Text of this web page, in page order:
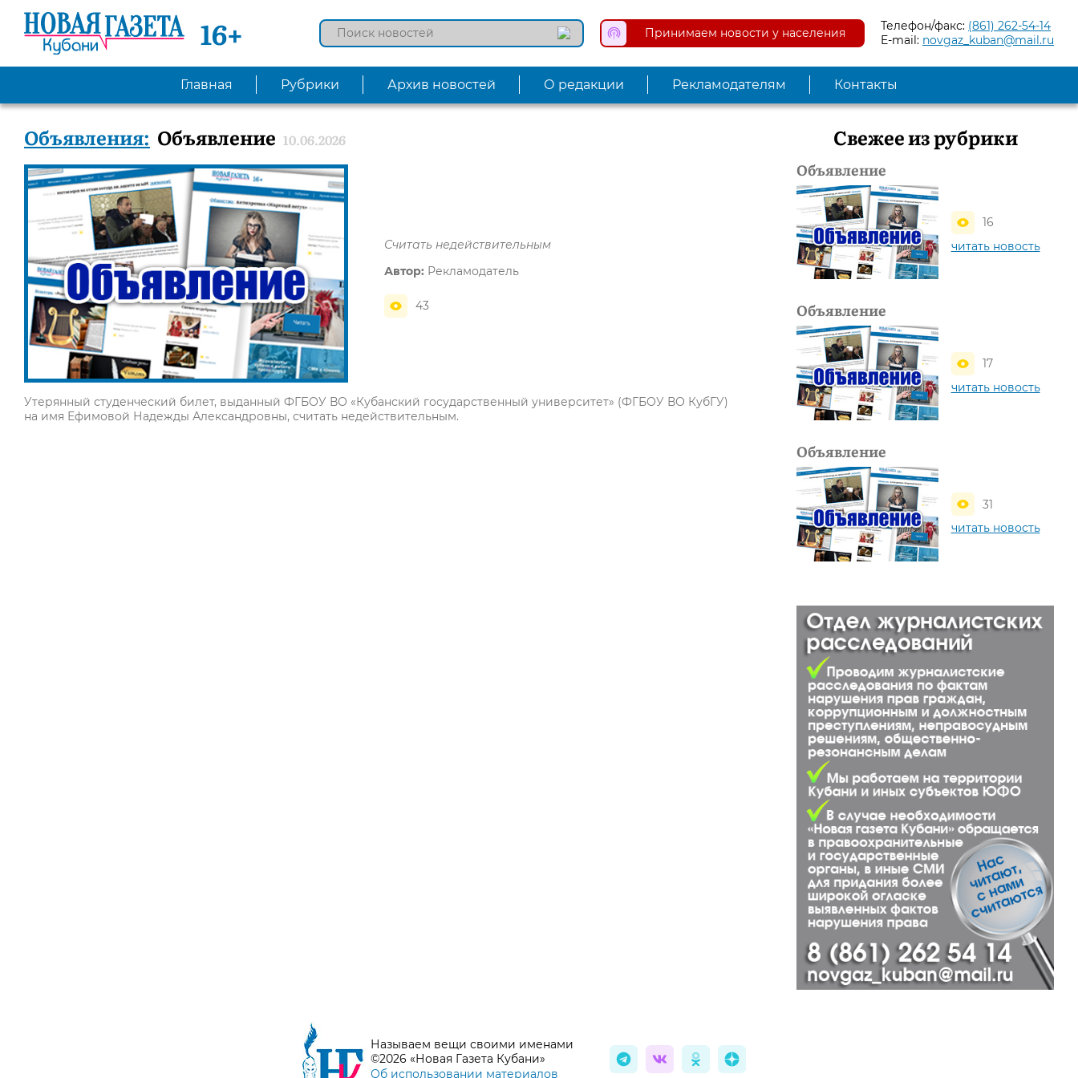
16+ Принимаем новости у населения Телефон/факс: (861) 262-54-14
E-mail: novgaz_kuban@mail.ru
Главная Рубрики Архив новостей О редакции Рекламодателям Контакты
Объявления: Объявление 10.06.2026
Считать недействительным
Автор: Рекламодатель
43
Утерянный студенческий билет, выданный ФГБОУ ВО «Кубанский государственный университет» (ФГБОУ ВО КубГУ)
на имя Ефимовой Надежды Александровны, считать недействительным.
Свежее из рубрики
Объявление
16
читать новость
Объявление
17
читать новость
Объявление
31
читать новость
Называем вещи своими именами
©2026 «Новая Газета Кубани»
Об использовании материалов